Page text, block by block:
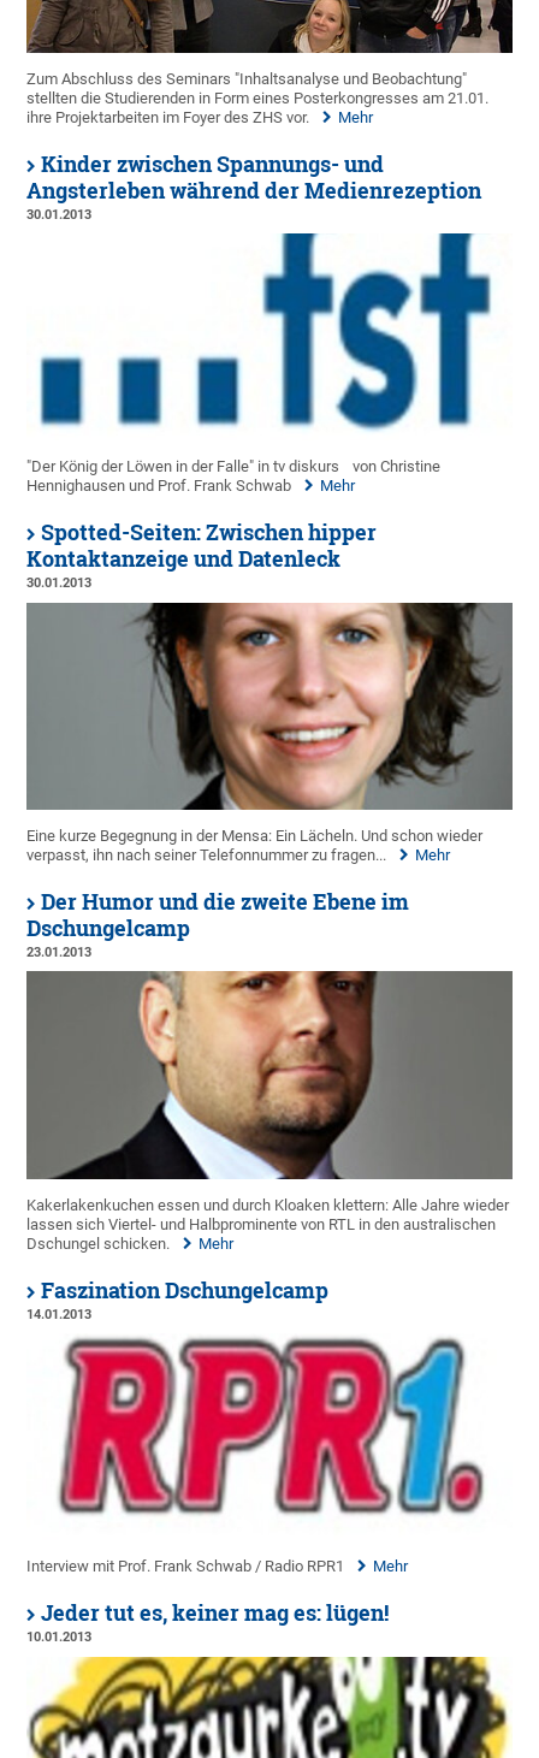
Zum Abschluss des Seminars "Inhaltsanalyse und Beobachtung"
stellten die Studierenden in Form eines Posterkongresses am 21.01.
ihre Projektarbeiten im Foyer des ZHS vor.
Mehr
Kinder zwischen Spannungs- und
Angsterleben während der Medienrezeption
30.01.2013
"Der König der Löwen in der Falle" in tv diskurs
von Christine
Hennighausen und Prof. Frank Schwab
Mehr
Spotted-Seiten: Zwischen hipper
Kontaktanzeige und Datenleck
30.01.2013
Eine kurze Begegnung in der Mensa: Ein Lächeln. Und schon wieder
verpasst, ihn nach seiner Telefonnummer zu fragen...
Mehr
Der Humor und die zweite Ebene im
Dschungelcamp
23.01.2013
Kakerlakenkuchen essen und durch Kloaken klettern: Alle Jahre wieder
lassen sich Viertel- und Halbprominente von RTL in den australischen
Dschungel schicken.
Mehr
Faszination Dschungelcamp
14.01.2013
Interview mit Prof. Frank Schwab / Radio RPR1 Mehr
Jeder tut es, keiner mag es: lügen!
10.01.2013